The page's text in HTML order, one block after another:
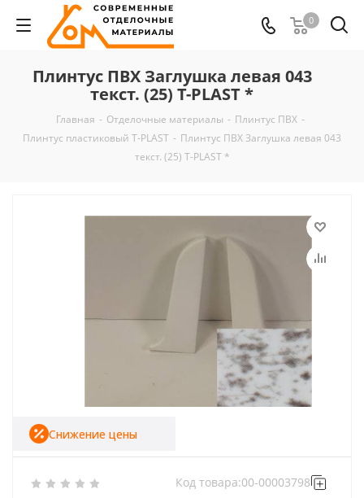
0
Плинтус ПВХ Заглушка левая 043
текст. (25) T-PLAST *
Главная - Отделочные материалы - Плинтус ПВХ -
Плинтус пластиковый T-PLAST - Плинтус ПВХ Заглушка левая 043
текст. (25) T-PLAST *
Код товара:00-00003798
Снижение цены